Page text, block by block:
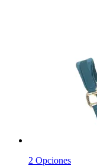
2 Opciones